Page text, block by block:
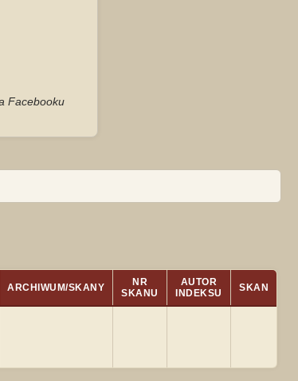
Facebooku
ARCHIWUM/SKANY
NR
SKANU
AUTOR
INDEKSU
SKAN